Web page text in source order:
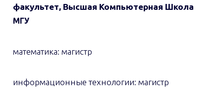
факультет, Высшая Компьютерная Школа
МГУ
математика: магистр
информационные технологии: магистр